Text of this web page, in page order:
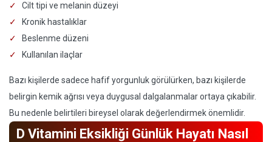
Cilt tipi ve melanin düzeyi
Kronik hastalıklar
Beslenme düzeni
Kullanılan ilaçlar
Bazı kişilerde sadece hafif yorgunluk görülürken, bazı kişilerde
belirgin kemik ağrısı veya duygusal dalgalanmalar ortaya çıkabilir.
Bu nedenle belirtileri bireysel olarak değerlendirmek önemlidir.
D Vitamini Eksikliği Günlük Hayatı Nasıl